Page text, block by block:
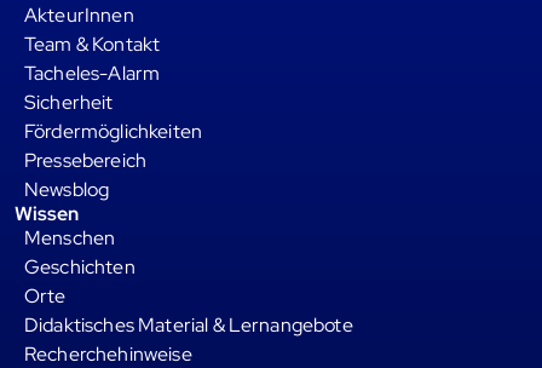
AkteurInnen
Team & Kontakt
Tacheles-Alarm
Sicherheit
Fördermöglichkeiten
Pressebereich
Newsblog
Wissen
Menschen
Geschichten
Orte
Didaktisches Material & Lernangebote
Recherchehinweise